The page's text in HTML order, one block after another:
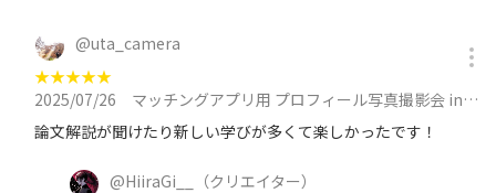
@uta_camera
★★★★★
2025/07/26
マッチングアプリ用 プロフィール写真撮影会 in 池袋 at 7月26日（日）14:00 ~ 15:30に参加
論文解説が聞けたり新しい学びが多くて楽しかったです！
@HiiraGi__
（クリエイター）